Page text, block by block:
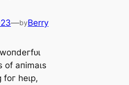
—byBerry
of апіmаɩѕ
foг һeɩр,